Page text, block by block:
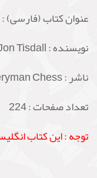
عنوان کتاب (فارسی)
نویسنده : Jon Tisdall
ناشر : Everyman Chess
تعداد صفحات : 224
توجه : این کتاب